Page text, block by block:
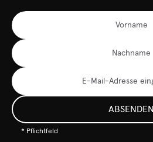
ABSENDEN
* Pflichtfeld